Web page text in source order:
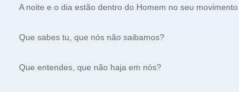
A noite e o dia estão dentro do Homem no seu
Que sabes tu, que nós não saibamos?
Que entendes, que não haja em nós?